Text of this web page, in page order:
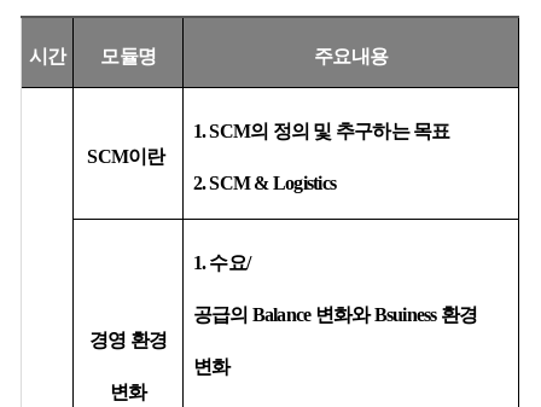
시간 모듈명 주요내용
SCM이란
1. SCM의 정의 및 추구하는 목표
2. SCM & Logistics
경영 환경
변화
1.수요/
공급의 Balance 변화와Bsuiness 환경
변화